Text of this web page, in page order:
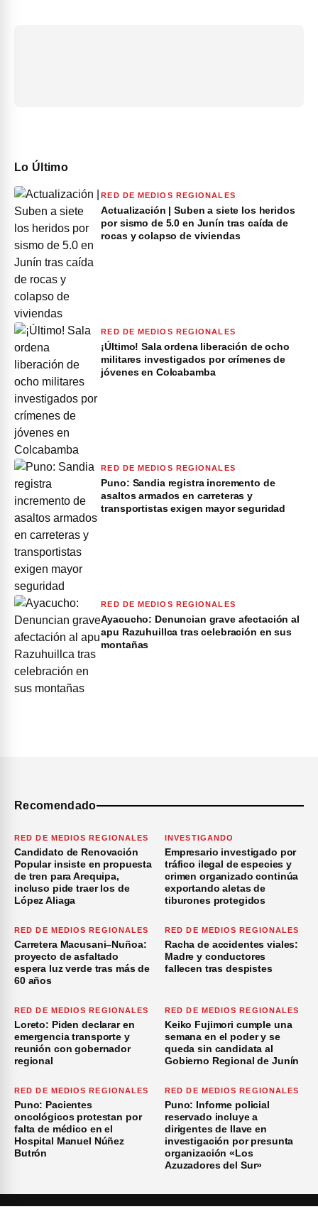
Lo Último
RED DE MEDIOS REGIONALES
Actualización | Suben a siete los heridos
por sismo de 5.0 en Junín tras caída de
rocas y colapso de viviendas
RED DE MEDIOS REGIONALES
¡Último! Sala ordena liberación de ocho
militares investigados por crímenes de
jóvenes en Colcabamba
RED DE MEDIOS REGIONALES
Puno: Sandia registra incremento de
asaltos armados en carreteras y
transportistas exigen mayor seguridad
RED DE MEDIOS REGIONALES
Ayacucho: Denuncian grave afectación al
apu Razuhuillca tras celebración en sus
montañas
Recomendado
RED DE MEDIOS REGIONALES
Candidato de Renovación
Popular insiste en propuesta
de tren para Arequipa,
incluso pide traer los de
López Aliaga
INVESTIGANDO
Empresario investigado por
tráfico ilegal de especies y
crimen organizado continúa
exportando aletas de
tiburones protegidos
RED DE MEDIOS REGIONALES
Carretera Macusani–Nuñoa:
proyecto de asfaltado
espera luz verde tras más de
60 años
RED DE MEDIOS REGIONALES
Racha de accidentes viales:
Madre y conductores
fallecen tras despistes
RED DE MEDIOS REGIONALES
Loreto: Piden declarar en
emergencia transporte y
reunión con gobernador
regional
RED DE MEDIOS REGIONALES
Keiko Fujimori cumple una
semana en el poder y se
queda sin candidata al
Gobierno Regional de Junín
RED DE MEDIOS REGIONALES
Puno: Pacientes
oncológicos protestan por
falta de médico en el
Hospital Manuel Núñez
Butrón
RED DE MEDIOS REGIONALES
Puno: Informe policial
reservado incluye a
dirigentes de Ilave en
investigación por presunta
organización «Los
Azuzadores del Sur»